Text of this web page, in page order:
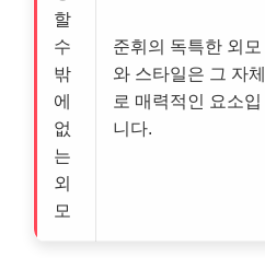
할
수
밖
에
없
는
외
모
준휘의 독특한 외모
와 스타일은 그 자체
로 매력적인 요소입
니다.